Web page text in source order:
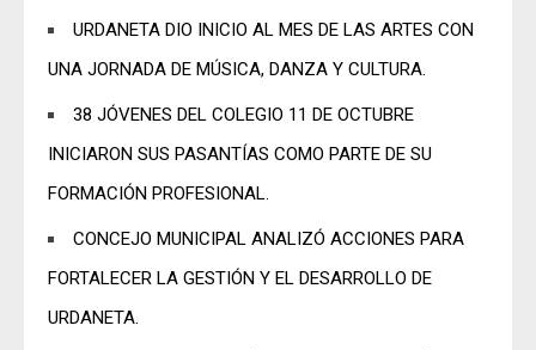
URDANETA DIO INICIO AL MES DE LAS ARTES CON
UNA JORNADA DE MÚSICA, DANZA Y CULTURA.
38 JÓVENES DEL COLEGIO 11 DE OCTUBRE
INICIARON SUS PASANTÍAS COMO PARTE DE SU
FORMACIÓN PROFESIONAL.
CONCEJO MUNICIPAL ANALIZÓ ACCIONES PARA
FORTALECER LA GESTIÓN Y EL DESARROLLO DE
URDANETA.